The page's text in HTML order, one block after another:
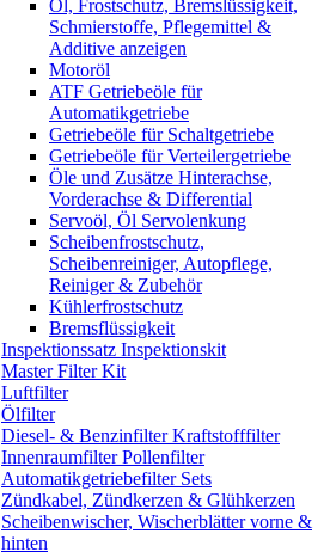
Öl, Frostschutz, Bremslüssigkeit,
Schmierstoffe, Pflegemittel &
Additive anzeigen
Motoröl
ATF Getriebeöle für
Automatikgetriebe
Getriebeöle für Schaltgetriebe
Getriebeöle für Verteilergetriebe
Öle und Zusätze Hinterachse,
Vorderachse & Differential
Servoöl, Öl Servolenkung
Scheibenfrostschutz,
Scheibenreiniger, Autopflege,
Reiniger & Zubehör
Kühlerfrostschutz
Bremsflüssigkeit
Inspektionssatz Inspektionskit
Master Filter Kit
Luftfilter
Ölfilter
Diesel- & Benzinfilter Kraftstofffilter
Innenraumfilter Pollenfilter
Automatikgetriebefilter Sets
Zündkabel, Zündkerzen & Glühkerzen
Scheibenwischer, Wischerblätter vorne &
hinten